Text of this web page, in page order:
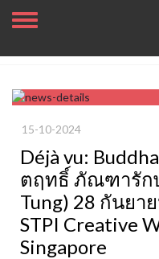
15-10-2024
Déjà vu:
ตฤทธิ์ ภัณฑารัก
Tung) 28 กันยา
STPI Creative
Singapore